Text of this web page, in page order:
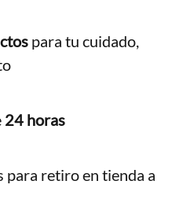
para tu cuidado,
24 horas
para retiro en tienda a